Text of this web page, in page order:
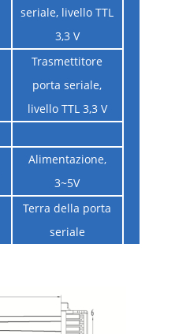
seriale, livello TTL
3,3 V
Trasmettitore
porta seriale,
livello TTL 3,3 V
Alimentazione,
3~5V
Terra della porta
seriale